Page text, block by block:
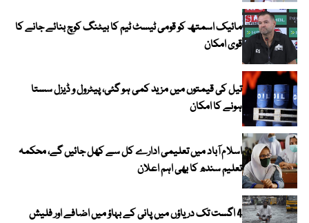
مائیک اسمتھ کو قومی ٹیسٹ ٹیم کا بیٹنگ کوچ بنائے جانے کا
قوی امکان
تیل کی قیمتوں میں مزید کمی ہو گئی، پیٹرول و ڈیزل سستا
ہونے کا امکان
اسلام آباد میں تعلیمی ادارے کل سے کھل جائیں گے، محکمہ
تعلیم سندھ کا بھی اہم اعلان
4 اگست تک دریاؤں میں پانی کے بہاؤ میں اضافے اور فلیش